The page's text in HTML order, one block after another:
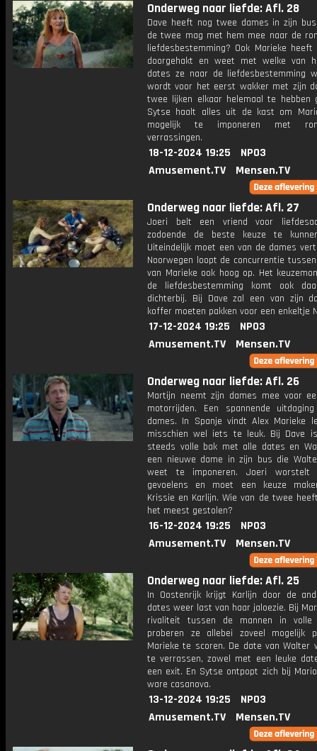
Onderweg naar liefde: Afl. 28
Dave heeft nog twee dames in zijn
de twee mag met hem mee naar de
liefdesbestemming? Ook Marieke heeft
doorgehakt en weet met welke van
dates ze naar de liefdesbestemming
wordt voor het eerst wakker met zijn
twee lijken elkaar helemaal te hebben
Sytse haalt alles uit de kast om
mogelijk te imponeren met
verrassingen.
18-12-2024 19:25
NPO3
Amusement.TV
Mensen.TV
Onderweg naar liefde: Afl. 27
Joeri belt een vriend voor
zodoende de beste keuze te
Uiteindelijk moet een van de dames
Noorwegen loopt de concurrentie
van Marieke ook hoog op. Het
de liefdesbestemming komt ook
dichterbij. Bij Dave zal een van zijn
koffer moeten pakken voor een enkeltje
17-12-2024 19:25
NPO3
Amusement.TV
Mensen.TV
Onderweg naar liefde: Afl. 26
Martijn neemt zijn dames mee voor
motorrijden. Een spannende
dames. In Spanje vindt Alex Marieke
misschien wel iets te leuk. Bij Dave
steeds volle bak met alle dates en
een nieuwe dame in zijn bus die
weet te imponeren. Joeri worstelt
gevoelens en moet een keuze
Krissie en Karlijn. Wie van de twee
het meest gestolen?
16-12-2024 19:25
NPO3
Amusement.TV
Mensen.TV
Onderweg naar liefde: Afl. 25
In Oostenrijk krijgt Karlijn door de
dates weer last van haar jaloezie. Bij
rivaliteit tussen de mannen in volle
proberen ze allebei zoveel mogelijk
Marieke te scoren. De date van Walter
te verrassen, zowel met een leuke
een exit. En Sytse ontpopt zich bij
ware casanova.
13-12-2024 19:25
NPO3
Amusement.TV
Mensen.TV